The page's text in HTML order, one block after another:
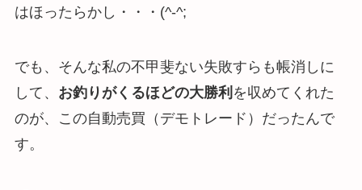
はほったらかし・・・(^-^;
でも、そんな私の不甲斐ない失敗すらも帳消しに
して、 お釣りがくるほどの大勝利 を収めてくれた
のが、この自動売買（デモトレード）だったんで
す。